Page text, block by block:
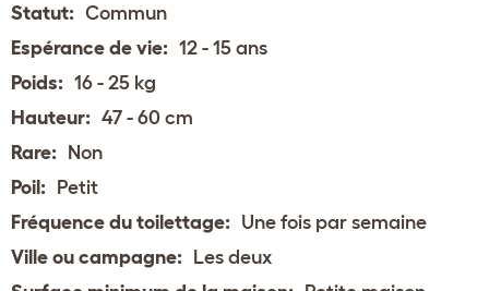
Statut: Commun
Espérance de vie: 12 - 15 ans
Poids: 16 - 25 kg
Hauteur: 47 - 60 cm
Rare: Non
Poil: Petit
Fréquence du toilettage: Une fois par semaine
Ville ou campagne: Les deux